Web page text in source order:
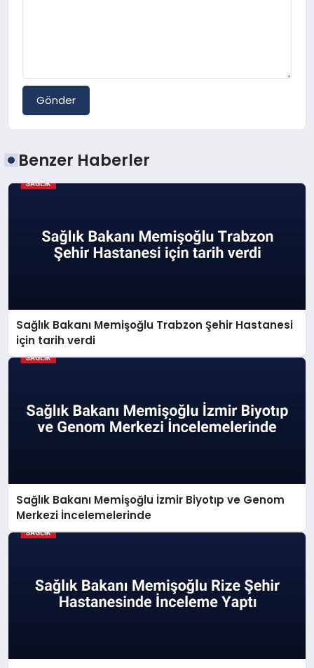
Gönder
Benzer Haberler
Sağlık Bakanı Memişoğlu Trabzon Şehir Hastanesi
için tarih verdi
Sağlık Bakanı Memişoğlu İzmir Biyotıp ve Genom
Merkezi İncelemelerinde